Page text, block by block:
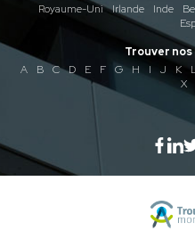
Royaume-Uni
Irlande Inde
Trouver
A
B C D E F G H I J K
X